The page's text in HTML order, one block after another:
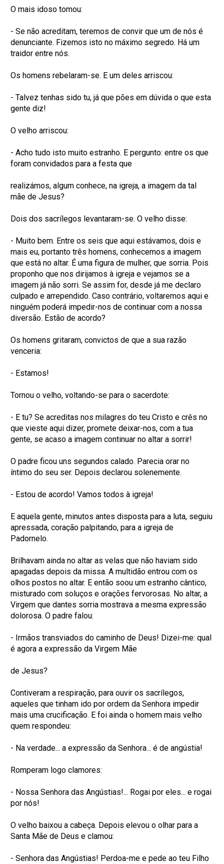
O mais idoso tomou:
- Se não acreditam, teremos de convir que um de nós é
denunciante. Fizemos isto no máximo segredo. Há um
traidor entre nós.
Os homens rebelaram-se. E um deles arriscou:
- Talvez tenhas sido tu, já que pões em dúvida o que esta
gente diz!
O velho arriscou:
- Acho tudo isto muito estranho. E pergunto: entre os que
foram convidados para a festa que
realizámos, algum conhece, na igreja, a imagem da tal
mãe de Jesus?
Dois dos sacrílegos levantaram-se. O velho disse:
- Muito bem. Entre os seis que aqui estávamos, dois e
mais eu, portanto três homens, conhecemos a imagem
que está no altar. É uma figura de mulher, que sorria. Pois
proponho que nos dirijamos à igreja e vejamos se a
imagem já não sorri. Se assim for, desde já me declaro
culpado e arrependido. Caso contrário, voltaremos aqui e
ninguém poderá impedir-nos de continuar com a nossa
diversão. Estão de acordo?
Os homens gritaram, convictos de que a sua razão
venceria:
- Estamos!
Tornou o velho, voltando-se para o sacerdote:
- E tu? Se acreditas nos milagres do teu Cristo e crês no
que vieste aqui dizer, promete deixar-nos, com a tua
gente, se acaso a imagem continuar no altar a sorrir!
O padre ficou uns segundos calado. Parecia orar no
íntimo do seu ser. Depois declarou solenemente.
- Estou de acordo! Vamos todos à igreja!
E aquela gente, minutos antes disposta para a luta, seguiu
apressada, coração palpitando, para a igreja de
Padornelo.
Brilhavam ainda no altar as velas que não haviam sido
apagadas depois da missa. A multidão entrou com os
olhos postos no altar. E então soou um estranho cântico,
misturado com soluços e orações fervorosas. No altar, a
Virgem que dantes sorria mostrava a mesma expressão
dolorosa. O padre falou:
- Irmãos transviados do caminho de Deus! Dizei-me: qual
é agora a expressão da Virgem Mãe
de Jesus?
Contiveram a respiração, para ouvir os sacrílegos,
aqueles que tinham ido por ordem da Senhora impedir
mais uma crucificação. E foi ainda o homem mais velho
quem respondeu:
- Na verdade... a expressão da Senhora... é de angústia!
Romperam logo clamores:
- Nossa Senhora das Angústias!... Rogai por eles... e rogai
por nós!
O velho baixou a cabeça. Depois elevou o olhar para a
Santa Mãe de Deus e clamou:
- Senhora das Angústias! Perdoa-me e pede ao teu Filho